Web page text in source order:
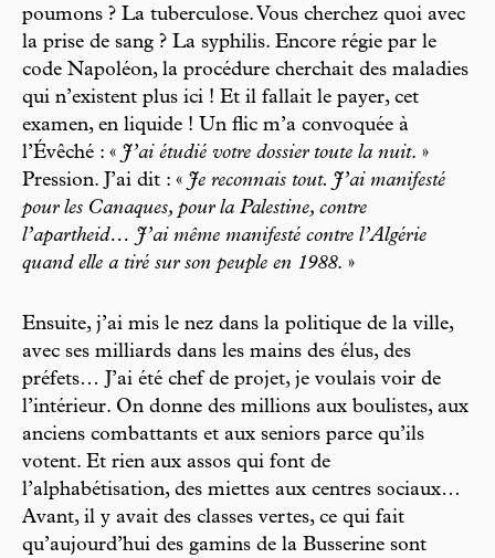
poumons ? La tuberculose. Vous cherchez quoi avec
la prise de sang ? La syphilis. Encore régie par le
code Napoléon, la procédure cherchait des maladies
qui n’existent plus ici ! Et il fallait le payer, cet
examen, en liquide ! Un flic m’a convoquée à
l’Évêché : « J’ai étudié votre dossier toute la nuit. »
Pression. J’ai dit : « Je reconnais tout. J’ai manifesté
pour les Canaques, pour la Palestine, contre
l’apartheid… J’ai même manifesté contre l’Algérie
quand elle a tiré sur son peuple en 1988. »
Ensuite, j’ai mis le nez dans la politique de la ville,
avec ses milliards dans les mains des élus, des
préfets… J’ai été chef de projet, je voulais voir de
l’intérieur. On donne des millions aux boulistes, aux
anciens combattants et aux seniors parce qu’ils
votent. Et rien aux assos qui font de
l’alphabétisation, des miettes aux centres sociaux…
Avant, il y avait des classes vertes, ce qui fait
qu’aujourd’hui des gamins de la Busserine sont